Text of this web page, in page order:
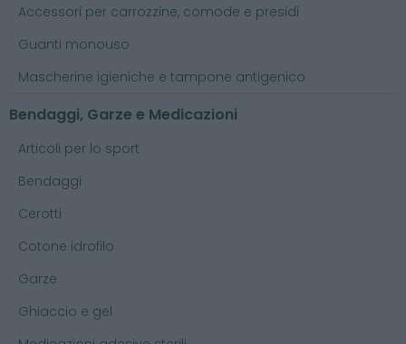
Accessori per carrozzine, comode e presidi
Guanti monouso
Mascherine igieniche e tampone antigenico
Bendaggi, Garze e Medicazioni
Articoli per lo sport
Bendaggi
Cerotti
Cotone idrofilo
Garze
Ghiaccio e gel